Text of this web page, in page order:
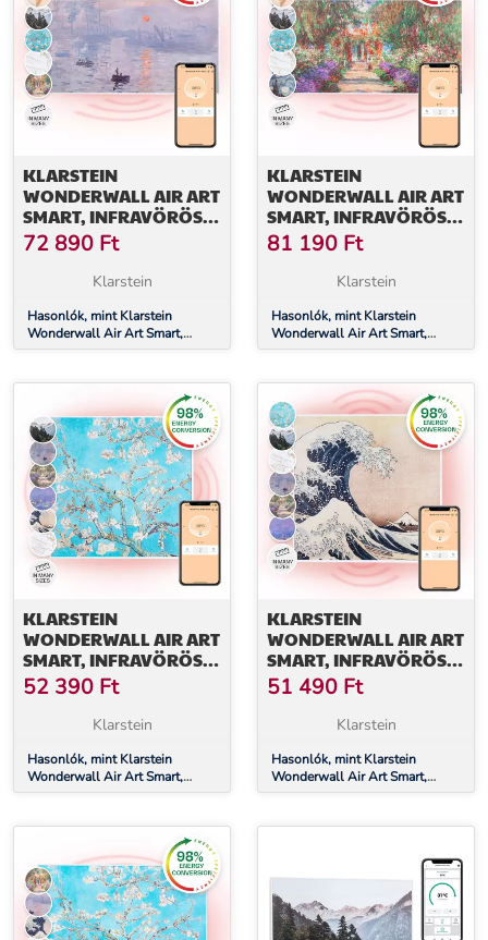
KLARSTEIN
WONDERWALL AIR ART
SMART, INFRAVÖRÖS
HŐSUGÁRZÓ, 120 X 60
CM, 700 W,
ALKALMAZÁS,
72 890 Ft
Klarstein
Hasonlók, mint Klarstein
Wonderwall Air Art Smart,
infravörös hősugárzó, 120 x 60
napfelkelte
KLARSTEIN
WONDERWALL AIR ART
SMART, INFRAVÖRÖS
HŐSUGÁRZÓ, 120 X 60
CM, 700 W,
ALKALMAZÁS, KERTI
81 190 Ft
Klarstein
Hasonlók, mint Klarstein
Wonderwall Air Art Smart,
infravörös hősugárzó, 120 x 60
ösvény
KLARSTEIN
WONDERWALL AIR ART
SMART, INFRAVÖRÖS
HŐSUGÁRZÓ, 60 X 60
CM, 350 W,
ALKALMAZÁS,
52 390 Ft
Klarstein
Hasonlók, mint Klarstein
Wonderwall Air Art Smart,
infravörös hősugárzó, 60 x 60
mandula virág
KLARSTEIN
WONDERWALL AIR ART
SMART, INFRAVÖRÖS
HŐSUGÁRZÓ, 60 X 60
CM, 350 W,
ALKALMAZÁS, HULLÁM
51 490 Ft
Klarstein
Hasonlók, mint Klarstein
Wonderwall Air Art Smart,
infravörös hősugárzó, 60 x 60